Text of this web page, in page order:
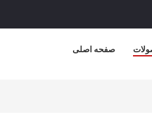
صفحه اصلی